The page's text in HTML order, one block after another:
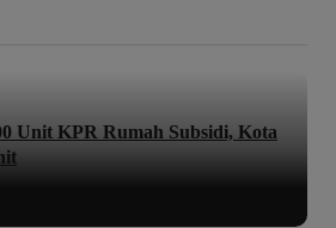
Unit KPR Rumah Subsidi, Kota